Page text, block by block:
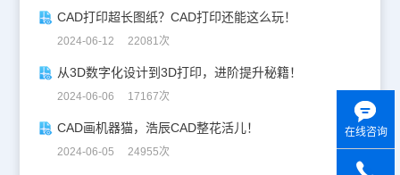
CAD打印超长图纸？CAD打印还能这么玩！
2024-06-12 22081次
从3D数字化设计到3D打印，进阶提升秘籍！
2024-06-06 17167次
CAD画机器猫，浩辰CAD整花活儿！
2024-06-05 24955次
在线咨询